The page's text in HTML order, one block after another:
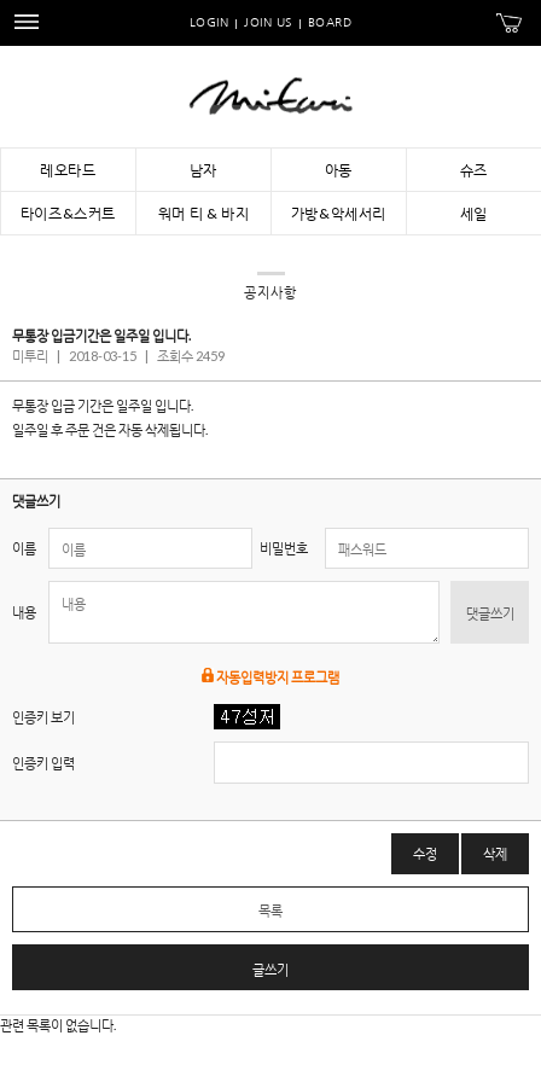
LOGIN JOIN US BOARD
레오타드 남자 아동 슈즈
타이즈&스커트 워머 티 & 바지 가방&악세서리 세일
공지사항
무통장 입금기간은 일주일 입니다.
미투리
| 2018-03-15 | 조회수 2459
무통장 입금 기간은 일주일 입니다.
일주일 후 주문 건은 자동 삭제됩니다.
댓글쓰기
이름 비밀번호
내용 댓글쓰기
자동입력방지 프로그램
인증키 보기
인증키 입력
수정 삭제
목록
글쓰기
관련 목록이 없습니다.